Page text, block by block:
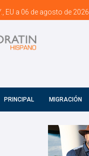
EU a 06 de agosto de 2026
PRINCIPAL MIGRACIÓN